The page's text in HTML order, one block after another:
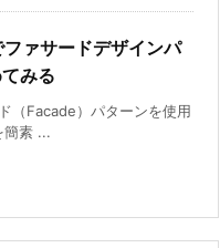
ァサードデザインパ
みる
（Facade）パターンを使用
簡素 ...